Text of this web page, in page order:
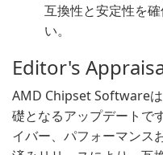
互換性と安定性を
い。
Editor's
AMD Chipset Software
礎となるアップデートで
イバー、パフォーマンス